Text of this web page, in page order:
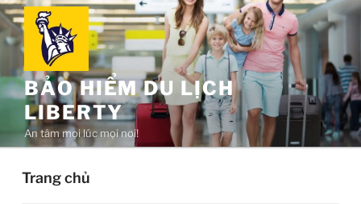
Chuyển
đến
phần
dungBẢO HIỂM DU LỊCH
LIBERTY
An tâm mọi lúc mọi nơi!
Trang chủ